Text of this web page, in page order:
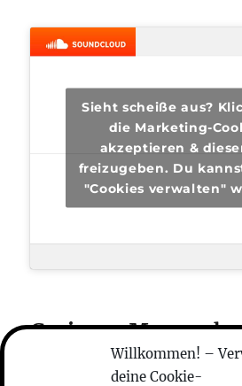
Willkommen! –
deine Cookie-
Sieht scheiße aus?
die Marketing-
akzeptieren &
freizugeben. Du
"Cookies verwalten"
Gorjeoux Moon –
meta haiku